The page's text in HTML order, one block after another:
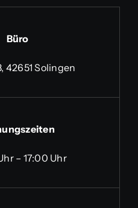
Büro
42651 Solingen
– 17:00 Uhr